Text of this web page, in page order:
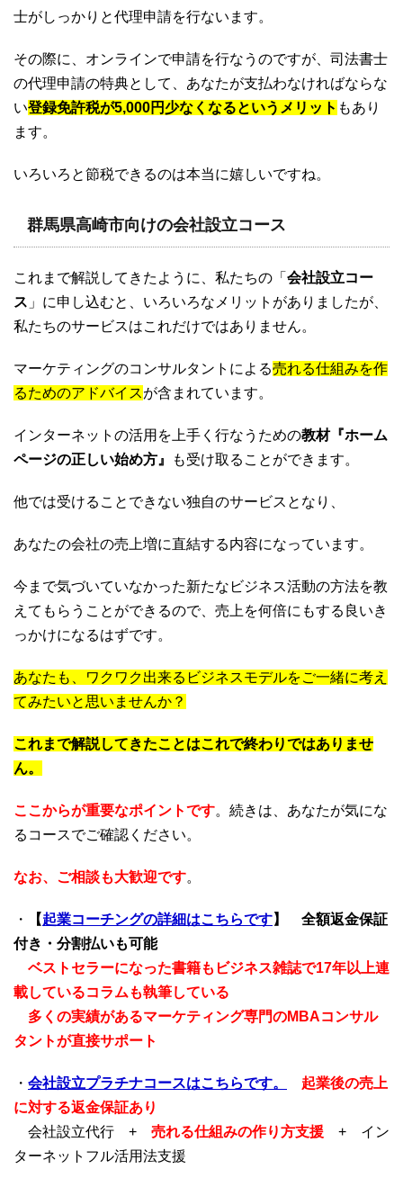
士がしっかりと代理申請を行ないます。
その際に、オンラインで申請を行なうのですが、司法書士
の代理申請の特典として、あなたが支払わなければならな
い登録免許税が5,000円少なくなるというメリット もあり
ます。
いろいろと節税できるのは本当に嬉しいですね。
群馬県高崎市向けの会社設立コース
これまで解説してきたように、私たちの「 会社設立コー
ス 」に申し込むと、いろいろなメリットがありましたが、
私たちのサービスはこれだけではありません。
マーケティングのコンサルタントによる売れる仕組みを作
るためのアドバイスが含まれています。
インターネットの活用を上手く行なうための教材『ホーム
ページの正しい始め方』
も受け取ることができます。
他では受けることできない独自のサービスとなり、
あなたの会社の売上増に直結する内容になっています。
今まで気づいていなかった新たなビジネス活動の方法を教
えてもらうことができるので、売上を何倍にもする良いき
っかけになるはずです。
あなたも、ワクワク出来るビジネスモデルをご一緒に考え
てみたいと思いませんか？
これまで解説してきたことはこれで終わりではありませ
ん。
ここからが重要なポイントです。続きは、あなたが気にな
るコースでご確認ください。
なお、ご相談も大歓迎です。
・ 【起業コーチングの詳細はこちらです】
全額返金保証
付き・分割払いも可能
ベストセラーになった書籍もビジネス雑誌で17年以上連
載しているコラムも執筆している
多くの実績があるマーケティング専門のMBAコンサル
タントが直接サポート
・ 会社設立プラチナコースはこちらです。
起業後の売上
に対する返金保証あり
会社設立代行 + 売れる仕組みの作り方支援 + イン
ターネットフル活用法支援